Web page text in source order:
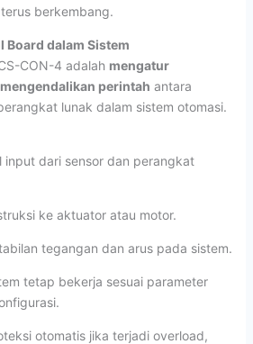
berkembang.
Board dalam Sistem
CON-4 adalah mengatur
perintah antara
lunak dalam sistem otomasi.
input dari sensor dan perangkat
ke aktuator atau motor.
tegangan dan arus pada sistem.
tetap bekerja sesuai parameter
otomatis jika terjadi overload,